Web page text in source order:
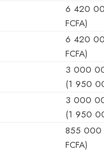
6 420
FCFA)
6 420
FCFA)
3 000
(1 950
3 000
(1 950
855 000
FCFA)